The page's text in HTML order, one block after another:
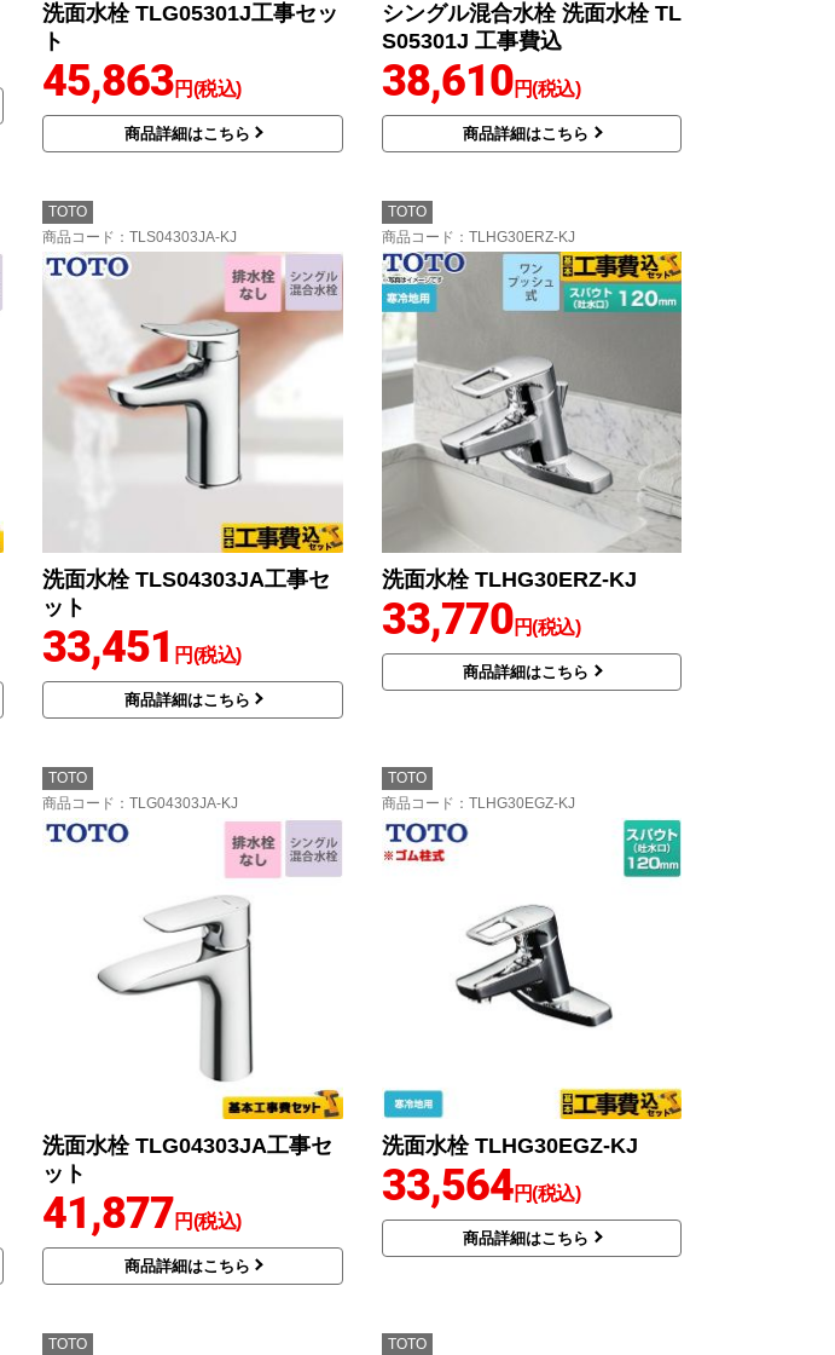
洗面水栓 TLG05301J工事セッ
ト
45,863円(税込)
商品詳細はこちら
シングル混合水栓 洗面水栓 TL
S05301J 工事費込
38,610円(税込)
商品詳細はこちら
TOTO
商品コード ：TLS04303JA-KJ
洗面水栓 TLS04303JA工事セ
ット
33,451 円(税込)
商品詳細はこちら
TOTO
商品コード ：TLHG30ERZ-KJ
洗面水栓 TLHG30ERZ-KJ
33,770円(税込)
商品詳細はこちら
TOTO
商品コード ：TLG04303JA-KJ
洗面水栓 TLG04303JA工事セ
ット
41,877円(税込)
商品詳細はこちら
TOTO
商品コード ：TLHG30EGZ-KJ
洗面水栓 TLHG30EGZ-KJ
33,564円(税込)
商品詳細はこちら
TOTO
TOTO